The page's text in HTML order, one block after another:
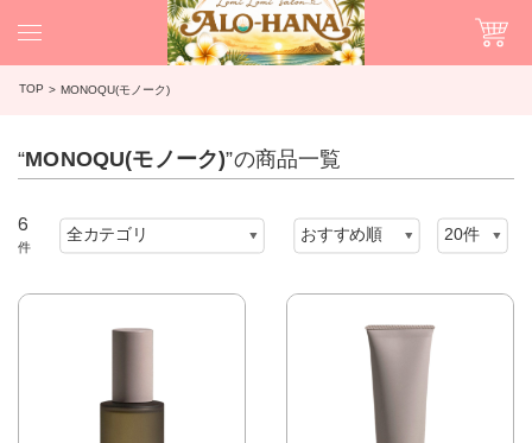
TOP MONOQU(モノーク)
“MONOQU(モノーク)”の商品一覧
6
件